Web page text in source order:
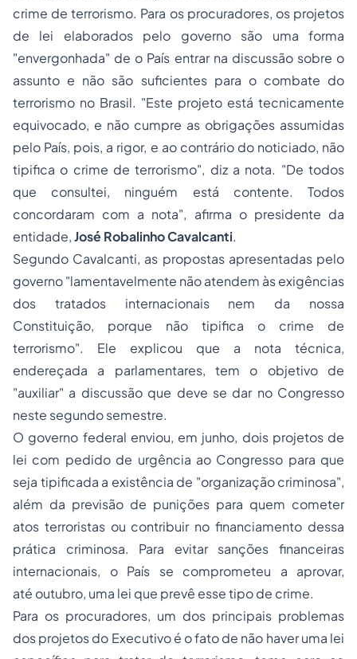
crime de terrorismo. Para os procuradores, os projetos
de lei elaborados pelo governo são uma forma
"envergonhada" de o País entrar na discussão sobre o
assunto e não são suficientes para o combate do
terrorismo no Brasil. "Este projeto está tecnicamente
equivocado, e não cumpre as obrigações assumidas
pelo País, pois, a rigor, e ao contrário do noticiado, não
tipifica o crime de terrorismo", diz a nota. "De todos
que consultei, ninguém está contente. Todos
concordaram com a nota", afirma o presidente da
entidade,José Robalinho Cavalcanti.
Segundo Cavalcanti, as propostas apresentadas pelo
governo "lamentavelmente não atendem às exigências
dos tratados internacionais nem da nossa
Constituição, porque não tipifica o crime de
terrorismo". Ele explicou que a nota técnica,
endereçada a parlamentares, tem o objetivo de
"auxiliar" a discussão que deve se dar no Congresso
neste segundo semestre.
O governo federal enviou, em junho, dois projetos de
lei com pedido de urgência ao Congresso para que
seja tipificada a existência de "organização criminosa",
além da previsão de punições para quem cometer
atos terroristas ou contribuir no financiamento dessa
prática criminosa. Para evitar sanções financeiras
internacionais, o País se comprometeu a aprovar,
até outubro, uma lei que prevê esse tipo de crime.
Para os procuradores, um dos principais problemas
dos projetos do Executivo é o fato de não haver uma lei